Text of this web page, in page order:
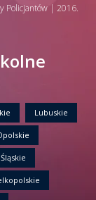
Policjantów | 2016.
Lubuskie
Śląskie